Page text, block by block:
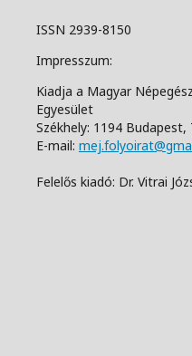
ISSN 2939-8150
Impresszum:
Kiadja a Magyar
Egyesület
Székhely: 1194
E-mail:
Felelős kiadó: Dr. Vitrai